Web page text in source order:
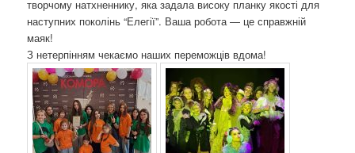
творчому натхненнику, яка задала високу планку якості для
наступних поколінь “Елегії”. Ваша робота — це справжній
маяк!
З нетерпінням чекаємо наших переможців вдома!